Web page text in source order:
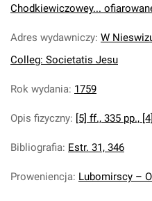
Chodkiewiczowey...
Adres wydawniczy: W
Colleg: Societatis Jesu
Rok wydania: 1759
Opis fizyczny: [5] ff., 335 pp.,
Bibliografia: Estr. 31, 346
Proweniencja: Lubomirscy –